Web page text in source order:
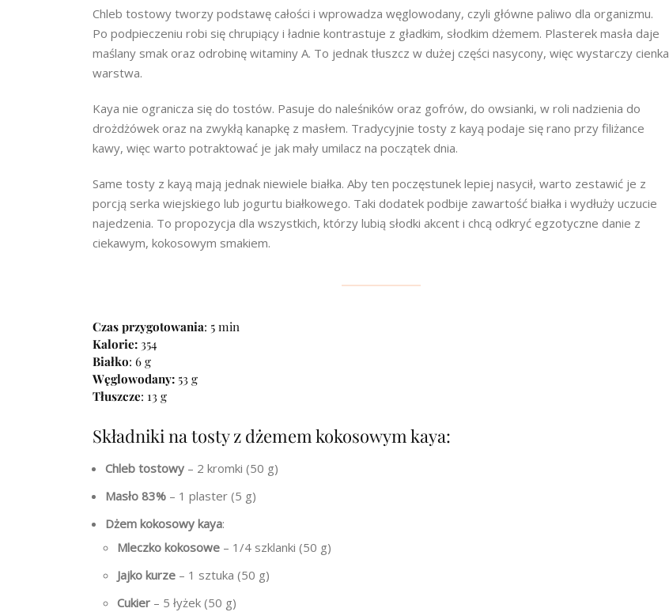
Chleb tostowy tworzy podstawę całości i wprowadza węglowodany, czyli główne paliwo dla organizmu.
Po podpieczeniu robi się chrupiący i ładnie kontrastuje z gładkim, słodkim dżemem. Plasterek masła daje
maślany smak oraz odrobinę witaminy A. To jednak tłuszcz w dużej części nasycony, więc wystarczy cienka
warstwa.
Kaya nie ogranicza się do tostów. Pasuje do naleśników oraz gofrów, do owsianki, w roli nadzienia do
drożdżówek oraz na zwykłą kanapkę z masłem. Tradycyjnie tosty z kayą podaje się rano przy filiżance
kawy, więc warto potraktować je jak mały umilacz na początek dnia.
Same tosty z kayą mają jednak niewiele białka. Aby ten poczęstunek lepiej nasycił, warto zestawić je z
porcją serka wiejskiego lub jogurtu białkowego. Taki dodatek podbije zawartość białka i wydłuży uczucie
najedzenia. To propozycja dla wszystkich, którzy lubią słodki akcent i chcą odkryć egzotyczne danie z
ciekawym, kokosowym smakiem.
Czas przygotowania: 5 min
Kalorie: 354
Białko: 6 g
Węglowodany: 53 g
Tłuszcze: 13 g
Składniki na tosty z dżemem kokosowym kaya:
Chleb tostowy – 2 kromki (50 g)
Masło 83% – 1 plaster (5 g)
Dżem kokosowy kaya:
Mleczko kokosowe – 1/4 szklanki (50 g)
Jajko kurze – 1 sztuka (50 g)
Cukier – 5 łyżek (50 g)